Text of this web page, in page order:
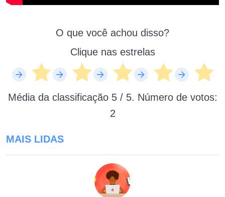
O que você achou disso?
Clique nas estrelas
Média da classificação 5/ 5. Número de votos:
2
MAIS LIDAS